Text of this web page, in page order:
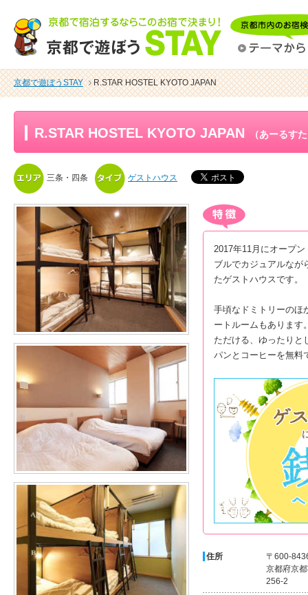
京都で遊ぼうSTAY R.STAR HOSTEL KYOTO JAPAN
R.STAR HOSTEL KYOTO JAPAN （あーるす
三条・四条 ゲストハウス
2017年11月にオープ
ブルでカジュアルなが
たゲストハウスです。
手頃なドミトリーのほ
ートルームもあります
ただける、ゆったりと
パンとコーヒーを無料
住所
〒600-
京都府京
256-2